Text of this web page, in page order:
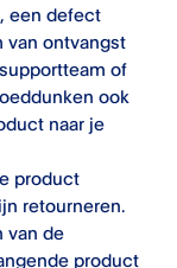
een defect
van ontvangst
of
ook
naar je
product
retourneren.
van de
product